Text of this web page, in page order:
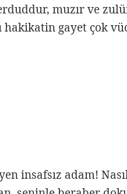
muzır ve
hakikatin gayet çok
insafsız adam!